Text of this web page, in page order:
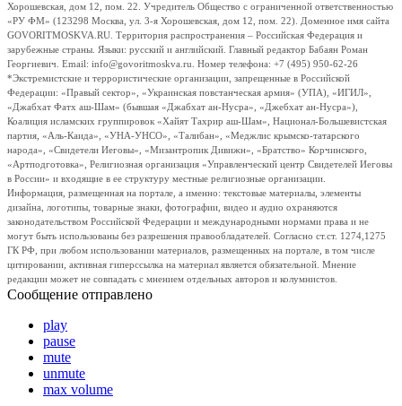
Хорошевская, дом 12, пом. 22. Учредитель Общество с ограниченной ответственностью
«РУ ФМ» (123298 Москва, ул. 3-я Хорошевская, дом 12, пом. 22). Доменное имя сайта
GOVORITMOSKVA.RU. Территория распространения – Российская Федерация и
зарубежные страны. Языки: русский и английский. Главный редактор Бабаян Роман
Георгиевич. Email: info@govoritmoskva.ru. Номер телефона: +7 (495) 950-62-26
*Экстремистские и террористические организации, запрещенные в Российской
Федерации: «Правый сектор», «Украинская повстанческая армия» (УПА), «ИГИЛ»,
«Джабхат Фатх аш-Шам» (бывшая «Джабхат ан-Нусра», «Джебхат ан-Нусра»),
Коалиция исламских группировок «Хайят Тахрир аш-Шам», Национал-Большевистская
партия, «Аль-Каида», «УНА-УНСО», «Талибан», «Меджлис крымско-татарского
народа», «Свидетели Иеговы», «Мизантропик Дивижн», «Братство» Корчинского,
«Артподготовка», Религиозная организация «Управленческий центр Свидетелей Иеговы
в России» и входящие в ее структуру местные религиозные организации.
Информация, размещенная на портале, а именно: текстовые материалы, элементы
дизайна, логотипы, товарные знаки, фотографии, видео и аудио охраняются
законодательством Российской Федерации и международными нормами права и не
могут быть использованы без разрешения правообладателей. Согласно ст.ст. 1274,1275
ГК РФ, при любом использовании материалов, размещенных на портале, в том числе
цитировании, активная гиперссылка на материал является обязательной. Мнение
редакции может не совпадать с мнением отдельных авторов и колумнистов.
Сообщение отправлено
play
pause
mute
unmute
max volume